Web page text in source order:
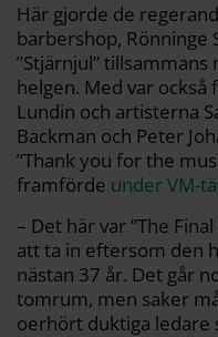
Här gjorde de
barbershop, Rönninge
”Stjärnjul”
helgen. Med var
Lundin och artisterna
Backman och Peter
”Thank you for the
framförde under VM-
– Det här var ”The
att ta in eftersom den
nästan 37 år. Det går
tomrum, men saker
oerhört duktiga ledare